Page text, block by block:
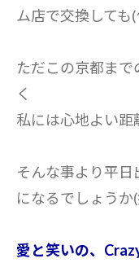
ム店で交換しても
ただこの京都ま
く
私には心地よい距
そんな事より平
になるでしょうか
愛と笑いの、